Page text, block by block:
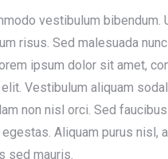
vestibulum bibendum.
risus. Sed malesuada
ipsum dolor sit amet,
Vestibulum aliquam
non nisl orci. Sed
Aliquam purus nisl,
sed mauris.